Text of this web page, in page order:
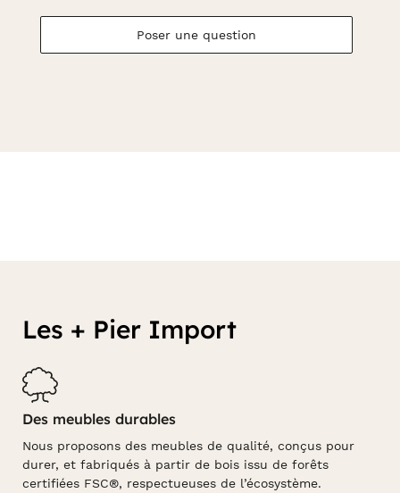
Poser une question
Les + Pier Import
Des meubles durables
Nous proposons des meubles de qualité, conçus pour
durer, et fabriqués à partir de bois issu de forêts
certifiées FSC®, respectueuses de l’écosystème.